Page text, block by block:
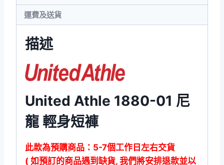
運費及送貨
描述
United Athle 1880-01 尼
龍 輕身短褲
此款為預購商品：5-7個工作日左右交貨
( 如預訂的商品遇到缺貨, 我們將安排退款並以